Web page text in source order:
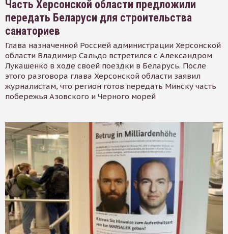
Часть Херсонской области предложили
передать Беларуси для строительства
санаториев
Глава назначенной Россией администрации Херсонской
области Владимир Сальдо встретился с Александром
Лукашенко в ходе своей поездки в Беларусь. После
этого разговора глава Херсонской области заявил
журналистам, что регион готов передать Минску часть
побережья Азовского и Черного морей